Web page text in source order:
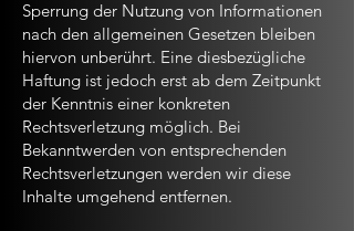
Sperrung der Nutzung von Informationen
nach den allgemeinen Gesetzen bleiben
hiervon unberührt. Eine diesbezügliche
Haftung ist jedoch erst ab dem Zeitpunkt
der Kenntnis einer konkreten
Rechtsverletzung möglich. Bei
Bekanntwerden von entsprechenden
Rechtsverletzungen werden wir diese
Inhalte umgehend entfernen.